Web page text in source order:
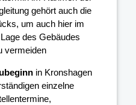
gehört auch die
um auch hier im
des Gebäudes
vermeiden
in Kronshagen
einzelne